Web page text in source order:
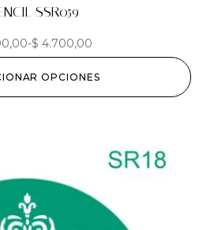
SSR059
-$ 4.700,00
OPCIONES